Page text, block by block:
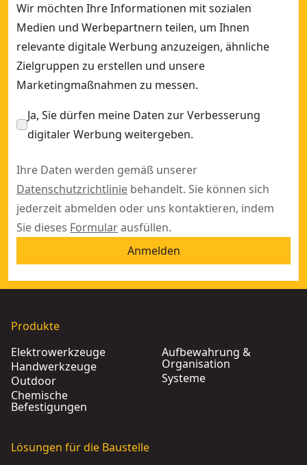
Wir möchten Ihre Informationen mit sozialen
Medien und Werbepartnern teilen, um Ihnen
relevante digitale Werbung anzuzeigen, ähnliche
Zielgruppen zu erstellen und unsere
Marketingmaßnahmen zu messen.
Ja, Sie dürfen meine Daten zur Verbesserung
digitaler Werbung weitergeben.
Ihre Daten werden gemäß unserer
Datenschutzrichtlinie behandelt. Sie können sich
jederzeit abmelden oder uns kontaktieren, indem
Sie dieses Formularausfüllen.
Anmelden
Produkte
Elektrowerkzeuge
Handwerkzeuge
Outdoor
Chemische
Befestigungen
Aufbewahrung &
Organisation
Systeme
Lösungen für die Baustelle